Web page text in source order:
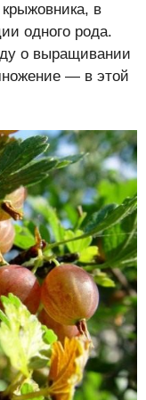
в
одного рода.
о выращивании
— в этой